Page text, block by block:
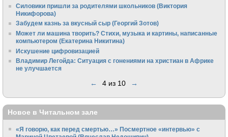
Силовики пришли за родителями школьников (Виктория
Никифорова)
Забудем казнь за вкусный сыр (Георгий Зотов)
Может ли машина творить? Стихи, музыка и картины, написанные
компьютером (Екатерина Никитина)
Искушение цифровизацией
Владимир Легойда: Ситуация с гонениями на христиан в Африке
не улучшается
← 4 из 10 →
Новое в Читальном зале
«Я говорю, как перед смертью…» Посмертное «интервью» с